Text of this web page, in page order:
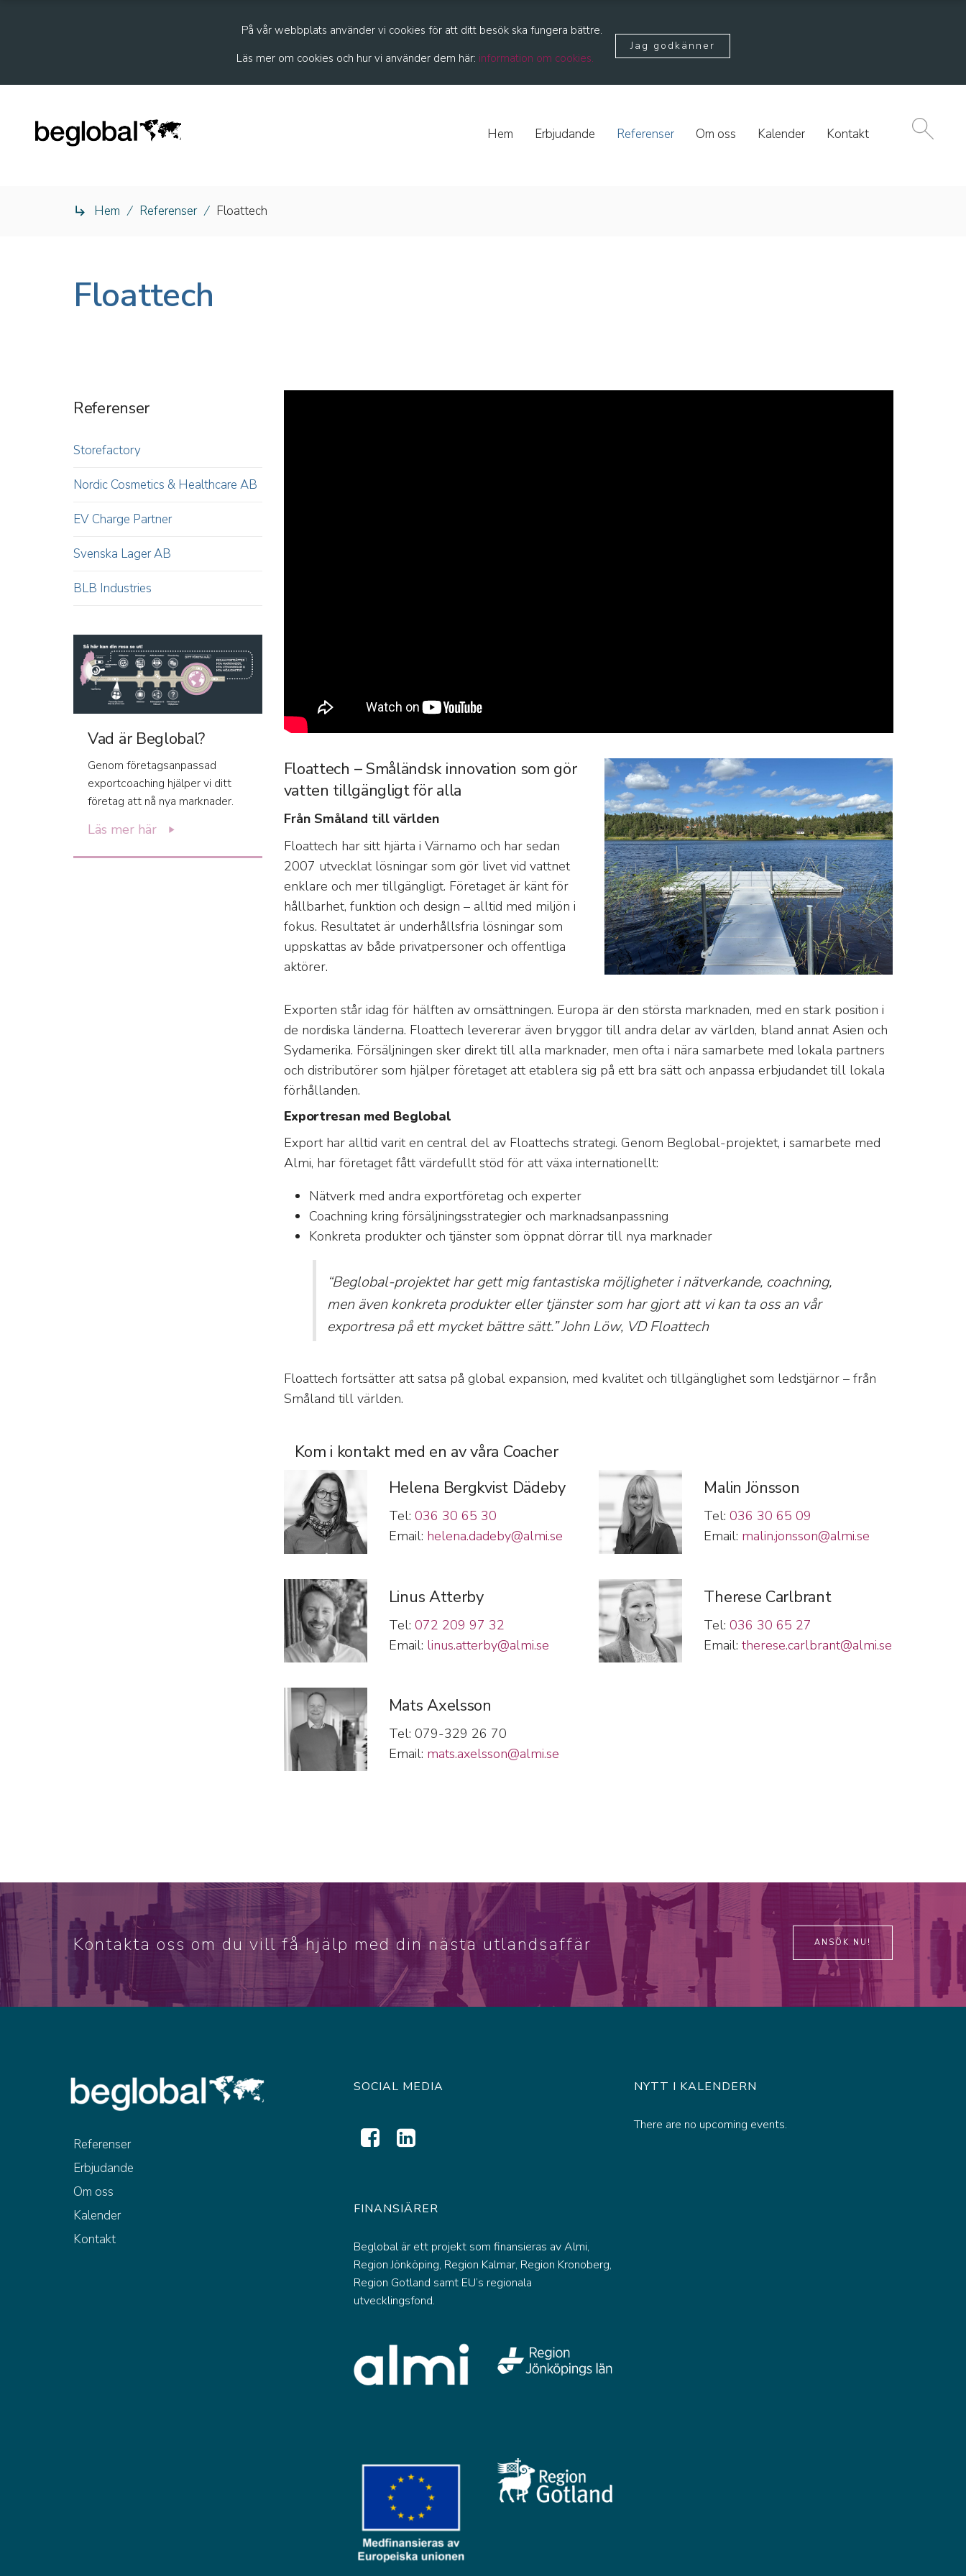
På vår webbplats använder vi cookies för att ditt besök ska fungera bättre.
Läs mer om cookies och hur vi använder dem här: information om cookies.
Jag godkänner
Hem Erbjudande Referenser Om oss Kalender Kontakt
 Hem / Referenser / Floattech
Floattech
Referenser
Storefactory
Nordic Cosmetics & Healthcare AB
EV Charge Partner
Svenska Lager AB
BLB Industries
Vad är Beglobal?
Genom företagsanpassad
exportcoaching hjälper vi ditt
företag att nå nya marknader.
Läs mer här
Floattech – Småländsk innovation som gör
vatten tillgängligt för alla
Från Småland till världen
Floattech har sitt hjärta i Värnamo och har sedan
2007 utvecklat lösningar som gör livet vid vattnet
enklare och mer tillgängligt. Företaget är känt för
hållbarhet, funktion och design – alltid med miljön i
fokus. Resultatet är underhållsfria lösningar som
uppskattas av både privatpersoner och offentliga
aktörer.
Exporten står idag för hälften av omsättningen. Europa är den största marknaden, med en stark position i
de nordiska länderna. Floattech levererar även bryggor till andra delar av världen, bland annat Asien och
Sydamerika. Försäljningen sker direkt till alla marknader, men ofta i nära samarbete med lokala partners
och distributörer som hjälper företaget att etablera sig på ett bra sätt och anpassa erbjudandet till lokala
förhållanden.
Exportresan med Beglobal
Export har alltid varit en central del av Floattechs strategi. Genom Beglobal-projektet, i samarbete med
Almi, har företaget fått värdefullt stöd för att växa internationellt:
Nätverk med andra exportföretag och experter
Coachning kring försäljningsstrategier och marknadsanpassning
Konkreta produkter och tjänster som öppnat dörrar till nya marknader
“Beglobal-projektet har gett mig fantastiska möjligheter i nätverkande, coachning,
men även konkreta produkter eller tjänster som har gjort att vi kan ta oss an vår
exportresa på ett mycket bättre sätt.” John Löw, VD Floattech
Floattech fortsätter att satsa på global expansion, med kvalitet och tillgänglighet som ledstjärnor – från
Småland till världen.
Kom i kontakt med en av våra Coacher
Helena Bergkvist Dädeby
Tel: 036 30 65 30
Email: helena.dadeby@almi.se
Malin Jönsson
Tel:036 30 65 09
Email: malin.jonsson@almi.se
Linus Atterby
Tel: 072 209 97 32
Email: linus.atterby@almi.se
Therese Carlbrant
Tel:036 30 65 27
Email:therese.carlbrant@almi.se
Mats Axelsson
Tel: 079-329 26 70
Email: mats.axelsson@almi.se
Kontakta oss om du vill få hjälp med din nästa utlandsaffär ANSÖK NU!
Referenser
Erbjudande
Om oss
Kalender
Kontakt
SOCIAL MEDIA
FINANSIÄRER
Beglobal är ett projekt som finansieras av Almi,
Region Jönköping, Region Kalmar, Region Kronoberg,
Region Gotland samt EU’s regionala
utvecklingsfond.
NYTT I KALENDERN
There are no upcoming events.